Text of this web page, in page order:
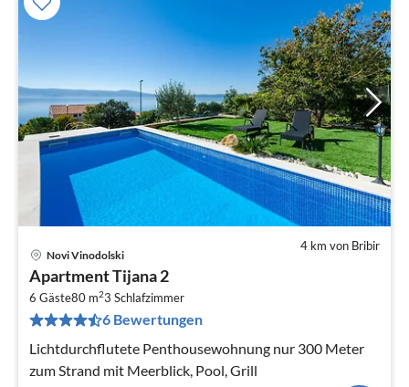
4 km von Bribir
Novi Vinodolski
Apartment Tijana 2
6 Gäste80 m23 Schlafzimmer
6 Bewertungen
Lichtdurchflutete Penthousewohnung nur 300 Meter
zum Strand mit Meerblick, Pool, Grill